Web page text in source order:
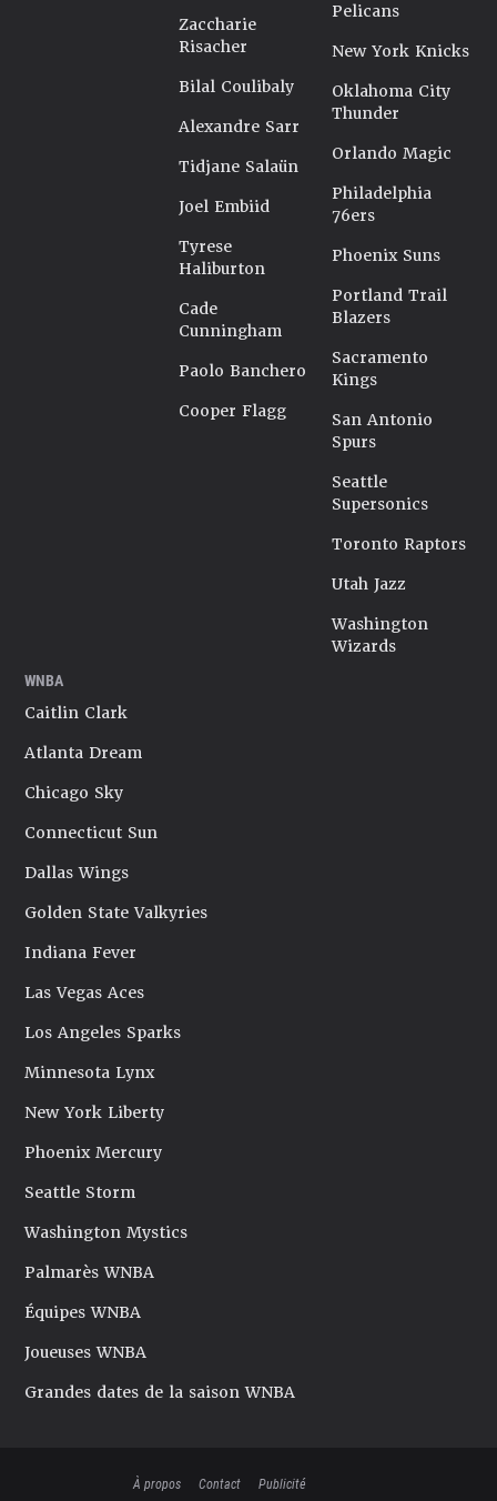
Zaccharie
Risacher
Bilal Coulibaly
Alexandre Sarr
Tidjane Salaün
Joel Embiid
Tyrese
Haliburton
Cade
Cunningham
Paolo Banchero
Cooper Flagg
Pelicans
New York Knicks
Oklahoma City
Thunder
Orlando Magic
Philadelphia
76ers
Phoenix Suns
Portland Trail
Blazers
Sacramento
Kings
San Antonio
Spurs
Seattle
Supersonics
Toronto Raptors
Utah Jazz
Washington
Wizards
WNBA
Caitlin Clark
Atlanta Dream
Chicago Sky
Connecticut Sun
Dallas Wings
Golden State Valkyries
Indiana Fever
Las Vegas Aces
Los Angeles Sparks
Minnesota Lynx
New York Liberty
Phoenix Mercury
Seattle Storm
Washington Mystics
Palmarès WNBA
Équipes WNBA
Joueuses WNBA
Grandes dates de la saison WNBA
À propos Contact Publicité